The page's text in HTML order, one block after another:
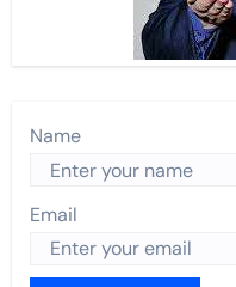
Name
Email